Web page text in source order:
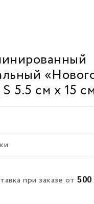
5.5 см х 15
при заказе от 500